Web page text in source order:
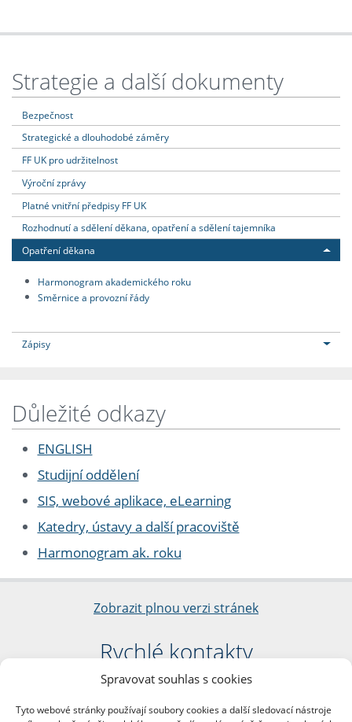
Spravovat souhlas s cookies
Tyto webové stránky používají soubory cookies a další sledovací nástroje
Strategie a další dokumenty
Bezpečnost
Strategické a dlouhodobé záměry
FF UK pro udržitelnost
Výroční zprávy
Platné vnitřní předpisy FF UK
Rozhodnutí a sdělení děkana, opatření a sdělení tajemníka
Opatření děkana
Harmonogram akademického roku
Směrnice a provozní řády
Zápisy
Důležité odkazy
ENGLISH
Studijní oddělení
SIS, webové aplikace, eLearning
Katedry, ústavy a další pracoviště
Harmonogram ak. roku
Zobrazit plnou verzi stránek
Rychlé kontakty
Filozofická fakulta
nám. Jana Palacha 1/2